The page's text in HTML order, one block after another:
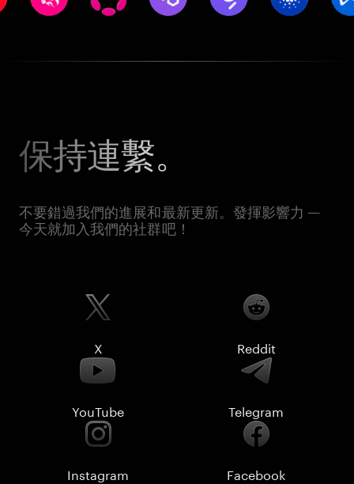
保持連繫。
不要錯過我們的進展和最新更新。發揮影響力 —
今天就加入我們的社群吧！
X Reddit
YouTube Telegram
Instagram Facebook